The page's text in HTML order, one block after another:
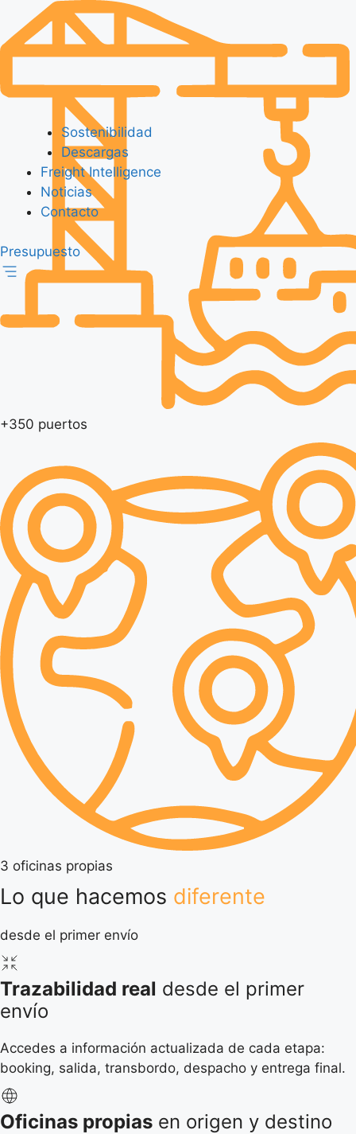
Sostenibilidad
Descargas
Freight Intelligence
Noticias
Contacto
Presupuesto
+350 puertos
3 oficinas propias
Lo que hacemos diferente
desde el primer envío
Trazabilidad real desde el primer
envío
Accedes a información actualizada de cada etapa:
booking, salida, transbordo, despacho y entrega final.
Oficinas propias en origen y destino